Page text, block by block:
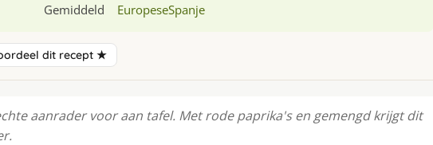
Gemiddeld EuropeseSpanje
dit recept ★
aanrader voor aan tafel. Met rode paprika's en gemengd krijgt dit